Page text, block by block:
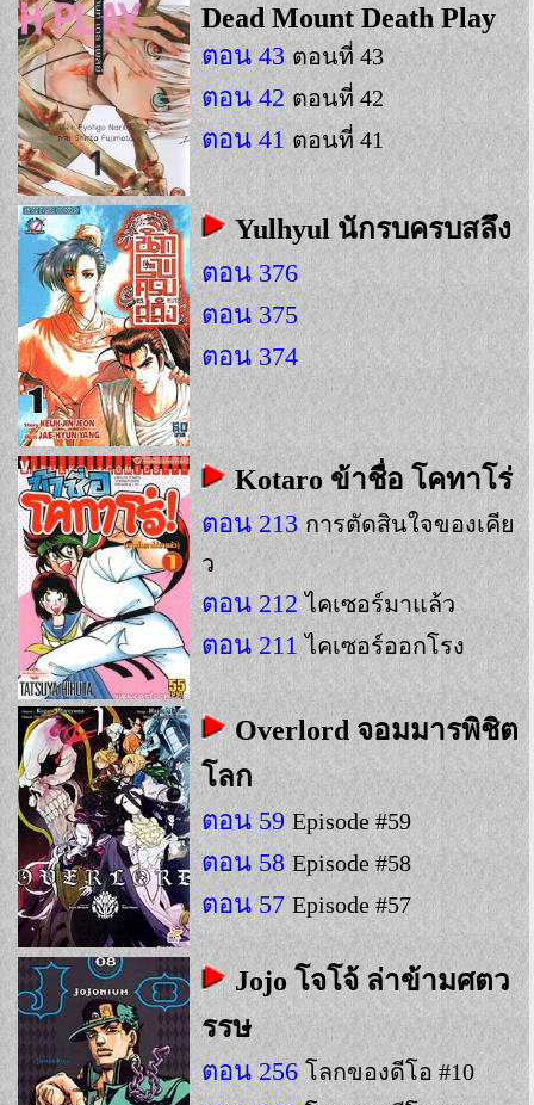
Dead Mount Death Play
ตอน 43 ตอนที่ 43
ตอน 42 ตอนที่ 42
ตอน 41 ตอนที่ 41
Yulhyul นักรบครบสลึง
ตอน 376
ตอน 375
ตอน 374
Kotaro ข้าชื่อ โคทาโร่
ตอน 213 การตัดสินใจของเคีย
ว
ตอน 212 ไคเซอร์มาแล้ว
ตอน 211 ไคเซอร์ออกโรง
Overlord จอมมารพิชิต
โลก
ตอน 59 Episode #59
ตอน 58 Episode #58
ตอน 57 Episode #57
Jojo โจโจ้ ล่าข้ามศตว
รรษ
ตอน 256 โลกของดีโอ #10